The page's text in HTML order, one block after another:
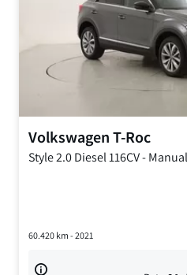
VolkswagenT-Roc
Style2.0 Diesel 116CV-
60.420km - 2021